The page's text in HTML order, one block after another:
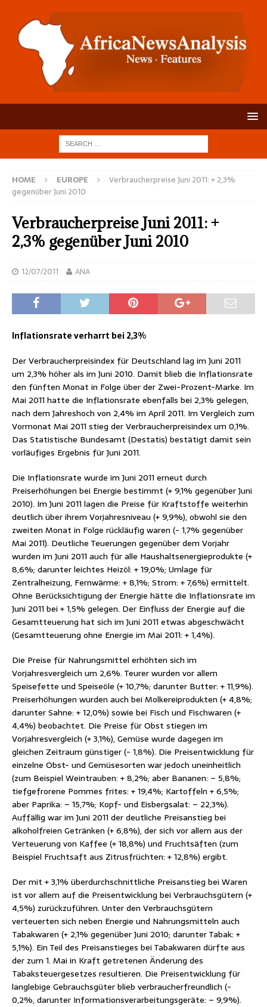
HOME EUROPE
Verbraucherpreise Juni 2011: + 2,3%
gegenüber Juni 2010
Verbraucherpreise Juni 2011: +
2,3% gegenüber Juni 2010
12/07/2011 ANA
Inflationsrate verharrt bei 2,3%
Der Verbraucherpreisindex für Deutschland lag im Juni 2011
um 2,3% höher als im Juni 2010. Damit blieb die Inflationsrate
den fünften Monat in Folge über der Zwei-Prozent-Marke. Im
Mai 2011 hatte die Inflationsrate ebenfalls bei 2,3% gelegen,
nach dem Jahreshoch von 2,4% im April 2011. Im Vergleich zum
Vormonat Mai 2011 stieg der Verbraucherpreisindex um 0,1%.
Das Statistische Bundesamt (Destatis) bestätigt damit sein
vorläufiges Ergebnis für Juni 2011.
Die Inflationsrate wurde im Juni 2011 erneut durch
Preiserhöhungen bei Energie bestimmt (+ 9,1% gegenüber Juni
2010). Im Juni 2011 lagen die Preise für Kraftstoffe weiterhin
deutlich über ihrem Vorjahresniveau (+ 9,9%), obwohl sie den
zweiten Monat in Folge rückläufig waren (- 1,7% gegenüber
Mai 2011). Deutliche Teuerungen gegenüber dem Vorjahr
wurden im Juni 2011 auch für alle Haushaltsenergieprodukte (+
8,6%; darunter leichtes Heizöl: + 19,0%; Umlage für
Zentralheizung, Fernwärme: + 8,1%; Strom: + 7,6%) ermittelt.
Ohne Berücksichtigung der Energie hätte die Inflationsrate im
Juni 2011 bei + 1,5% gelegen. Der Einfluss der Energie auf die
Gesamtteuerung hat sich im Juni 2011 etwas abgeschwächt
(Gesamtteuerung ohne Energie im Mai 2011: + 1,4%).
Die Preise für Nahrungsmittel erhöhten sich im
Vorjahresvergleich um 2,6%. Teurer wurden vor allem
Speisefette und Speiseöle (+ 10,7%; darunter Butter: + 11,9%).
Preiserhöhungen wurden auch bei Molkereiprodukten (+ 4,8%;
darunter Sahne: + 12,0%) sowie bei Fisch und Fischwaren (+
4,4%) beobachtet. Die Preise für Obst stiegen im
Vorjahresvergleich (+ 3,1%), Gemüse wurde dagegen im
gleichen Zeitraum günstiger (- 1,8%). Die Preisentwicklung für
einzelne Obst- und Gemüsesorten war jedoch uneinheitlich
(zum Beispiel Weintrauben: + 8,2%; aber Bananen: – 5,8%;
tiefgefrorene Pommes frites: + 19,4%; Kartoffeln + 6,5%;
aber Paprika: – 15,7%; Kopf- und Eisbergsalat: – 22,3%).
Auffällig war im Juni 2011 der deutliche Preisanstieg bei
alkoholfreien Getränken (+ 6,8%), der sich vor allem aus der
Verteuerung von Kaffee (+ 18,8%) und Fruchtsäften (zum
Beispiel Fruchtsaft aus Zitrusfrüchten: + 12,8%) ergibt.
Der mit + 3,1% überdurchschnittliche Preisanstieg bei Waren
ist vor allem auf die Preisentwicklung bei Verbrauchsgütern (+
4,5%) zurückzuführen. Unter den Verbrauchsgütern
verteuerten sich neben Energie und Nahrungsmitteln auch
Tabakwaren (+ 2,1% gegenüber Juni 2010; darunter Tabak: +
5,1%). Ein Teil des Preisanstieges bei Tabakwaren dürfte aus
der zum 1. Mai in Kraft getretenen Änderung des
Tabaksteuergesetzes resultieren. Die Preisentwicklung für
langlebige Gebrauchsgüter blieb verbraucherfreundlich (-
0,2%, darunter Informationsverarbeitungsgeräte: – 9,9%).